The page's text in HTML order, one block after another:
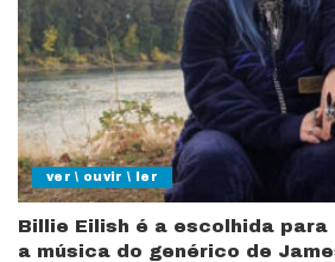
ver \ ouvir \ ler
Billie Eilish é a escolhida
a música do genérico de